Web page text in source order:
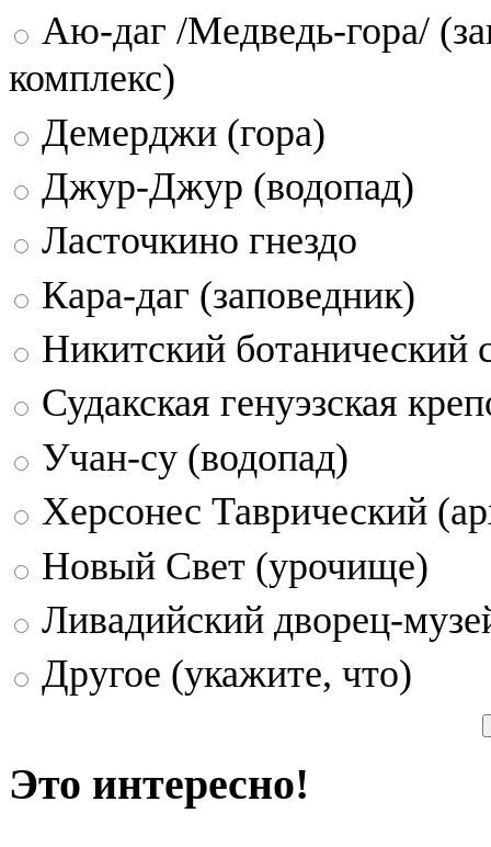
Аю-даг /Медведь-гора/
комплекс)
Демерджи (гора)
Джур-Джур (водопад)
Ласточкино гнездо
Кара-даг (заповедник)
Никитский ботанический
Судакская генуэзская
Учан-су (водопад)
Херсонес Таврический
Новый Свет (урочище)
Ливадийский дворец-
Другое (укажите, что)
Это интересно!